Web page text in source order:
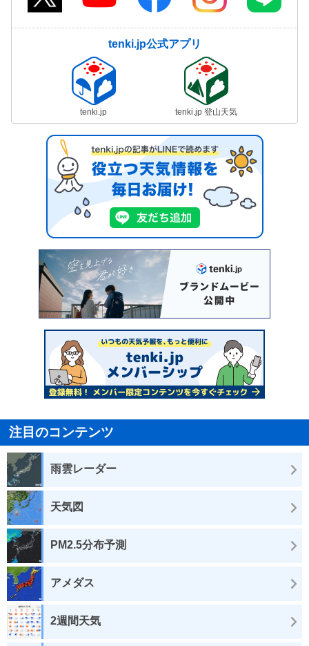
tenki.jp公式アプリ
tenki.jp tenki.jp 登山天気
注目のコンテンツ
雨雲レーダー
天気図
PM2.5分布予測
アメダス
2週間天気